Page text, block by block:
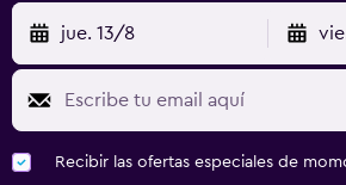
jue. 13/8
Recibir las ofertas especiales de